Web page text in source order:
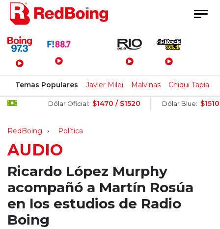
Menú Principal
Temas Populares Javier Milei Malvinas Chiqui Tapia
Dólar Oficial: $1470 / $1520 Dólar Blue: $1510 /
RedBoing Política
AUDIO
Ricardo López Murphy
acompañó a Martín Rosúa
en los estudios de Radio
Boing